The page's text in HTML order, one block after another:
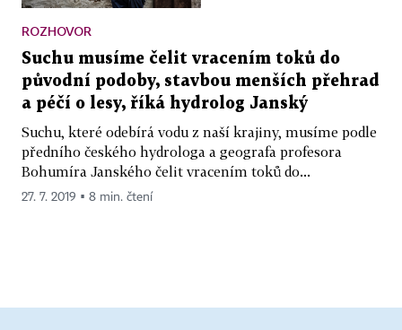
ROZHOVOR
Suchu musíme čelit vracením toků do
původní podoby, stavbou menších přehrad
a péčí o lesy, říká hydrolog Janský
Suchu, které odebírá vodu z naší krajiny, musíme podle
předního českého hydrologa a geografa profesora
Bohumíra Janského čelit vracením toků do...
27. 7. 2019 ▪ 8 min. čtení